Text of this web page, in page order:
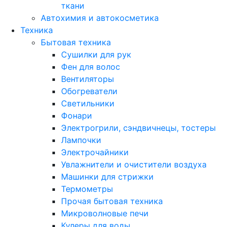
ткани
Автохимия и автокосметика
Техника
Бытовая техника
Сушилки для рук
Фен для волос
Вентиляторы
Обогреватели
Светильники
Фонари
Электрогрили, сэндвичнецы, тостеры
Лампочки
Электрочайники
Увлажнители и очистители воздуха
Машинки для стрижки
Термометры
Прочая бытовая техника
Микроволновые печи